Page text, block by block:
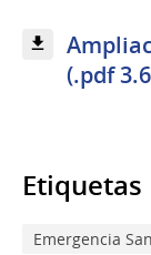
(.pdf
Etiquetas
Emergencia